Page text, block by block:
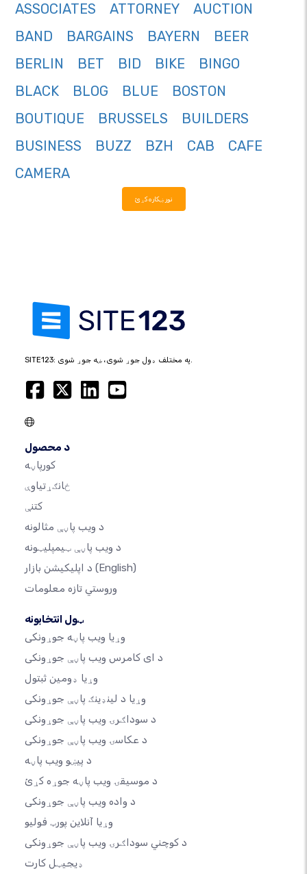
ASSOCIATES
ATTORNEY
AUCTION
BAND
BARGAINS BAYERN
BEER
BERLIN
BET BID BIKE
BINGO
BLACK
BLOG BLUE
BOSTON
BOUTIQUE
BRUSSELS
BUILDERS
BUSINESS
BUZZ BZH CAB
CAFE
CAMERA
نور ښکاره کړئ
SITE123: په مختلف ډول جوړ شوی، ښه جوړ شوی.
د محصول
کورپاڼه
ځانګړتیاوې
کتنې
د ویب پاڼې مثالونه
د ویب پاڼې ټیمپلیټونه
(English)
وروستي تازه معلومات
ټول انتخابونه
وړیا ویب پاڼه جوړونکی
د ای کامرس ویب پاڼې جوړونکی
وړیا ډومین ثبتول
وړیا د لینډینګ پاڼې جوړونکی
د سوداګرۍ ویب پاڼې جوړونکی
د عکاسۍ ویب پاڼې جوړونکی
د پیښو ویب پاڼه
د موسیقۍ ویب پاڼه جوړه کړئ
د واده ویب پاڼې جوړونکی
وړیا آنلاین پورټ فولیو
د کوچني سوداګرۍ ویب پاڼې جوړونکی
ډیجیټل کارت